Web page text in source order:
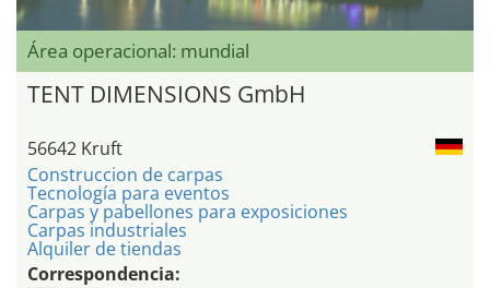
Área operacional: mundial
TENT DIMENSIONS GmbH
56642 Kruft
Construccion de carpas
Tecnología para eventos
Carpas y pabellones para exposiciones
Carpas industriales
Alquiler de tiendas
Correspondencia: